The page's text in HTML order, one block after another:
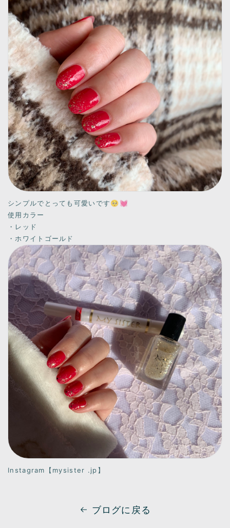
シンプルでとっても可愛いです🥺💓
使用カラー
・レッド
・ホワイトゴールド
Instagram【mysister .jp】
ブログに戻る